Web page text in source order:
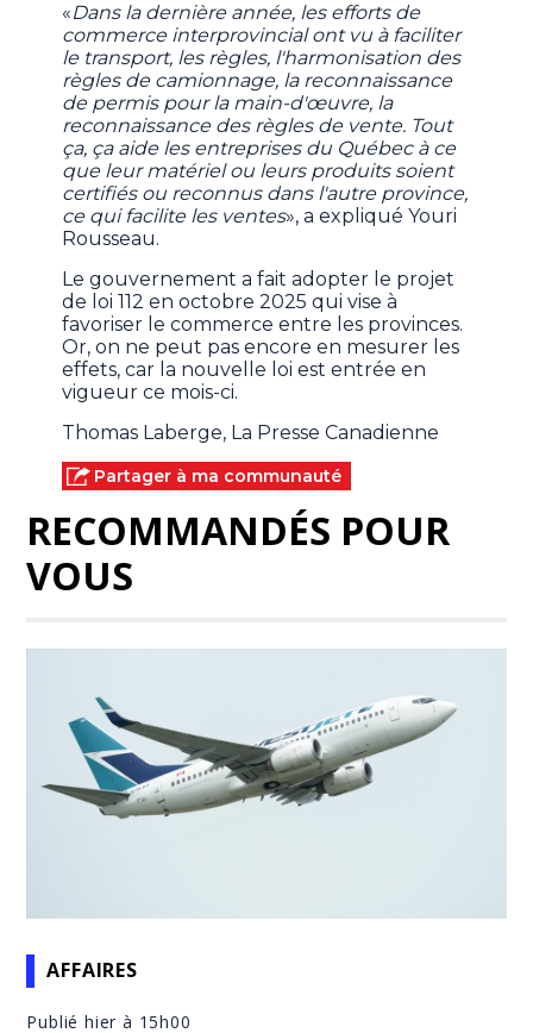
«Dans la dernière année, les efforts de
commerce interprovincial ont vu à faciliter
le transport, les règles, l'harmonisation des
règles de camionnage, la reconnaissance
de permis pour la main-d'œuvre, la
reconnaissance des règles de vente. Tout
ça, ça aide les entreprises du Québec à ce
que leur matériel ou leurs produits soient
certifiés ou reconnus dans l'autre province,
ce qui facilite les ventes», a expliqué Youri
Rousseau.
Le gouvernement a fait adopter le projet
de loi 112 en octobre 2025 qui vise à
favoriser le commerce entre les provinces.
Or, on ne peut pas encore en mesurer les
effets, car la nouvelle loi est entrée en
vigueur ce mois-ci.
Thomas Laberge, La Presse Canadienne
Partager à ma communauté
RECOMMANDÉS POUR
VOUS
AFFAIRES
Publié hier à 15h00